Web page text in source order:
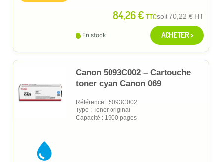
84,26 € TTCsoit70,22 € HT
En stock ACHETER >
Canon 5093C002 – Cartouche
toner cyan Canon 069
Référence : 5093C002
Type : Toner original
Capacité : 1900 pages